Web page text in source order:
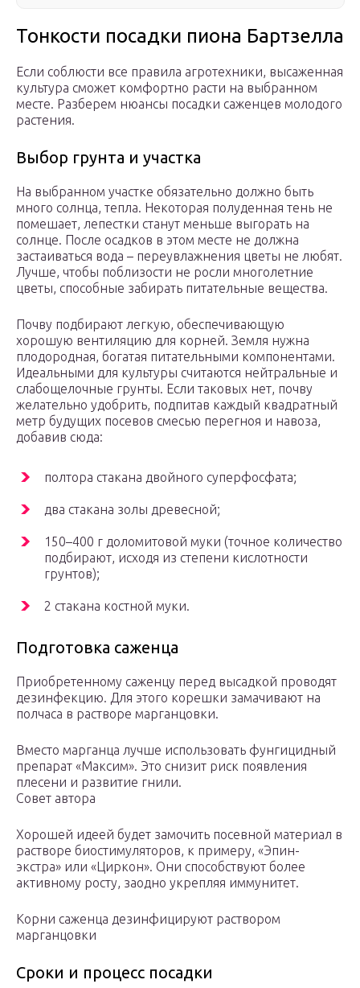
Тонкости посадки пиона Бартзелла
Если соблюсти все правила агротехники, высаженная
культура сможет комфортно расти на выбранном
месте. Разберем нюансы посадки саженцев молодого
растения.
Выбор грунта и участка
На выбранном участке обязательно должно быть
много солнца, тепла. Некоторая полуденная тень не
помешает, лепестки станут меньше выгорать на
солнце. После осадков в этом месте не должна
застаиваться вода – переувлажнения цветы не любят.
Лучше, чтобы поблизости не росли многолетние
цветы, способные забирать питательные вещества.
Почву подбирают легкую, обеспечивающую
хорошую вентиляцию для корней. Земля нужна
плодородная, богатая питательными компонентами.
Идеальными для культуры считаются нейтральные и
слабощелочные грунты. Если таковых нет, почву
желательно удобрить, подпитав каждый квадратный
метр будущих посевов смесью перегноя и навоза,
добавив сюда:
полтора стакана двойного суперфосфата;
два стакана золы древесной;
150–400 г доломитовой муки (точное количество
подбирают, исходя из степени кислотности
грунтов);
2 стакана костной муки.
Подготовка саженца
Приобретенному саженцу перед высадкой проводят
дезинфекцию. Для этого корешки замачивают на
полчаса в растворе марганцовки.
Вместо марганца лучше использовать фунгицидный
препарат «Максим». Это снизит риск появления
плесени и развитие гнили.
Совет автора
Хорошей идеей будет замочить посевной материал в
растворе биостимуляторов, к примеру, «Эпин-
экстра» или «Циркон». Они способствуют более
активному росту, заодно укрепляя иммунитет.
Корни саженца дезинфицируют раствором
марганцовки
Сроки и процесс посадки